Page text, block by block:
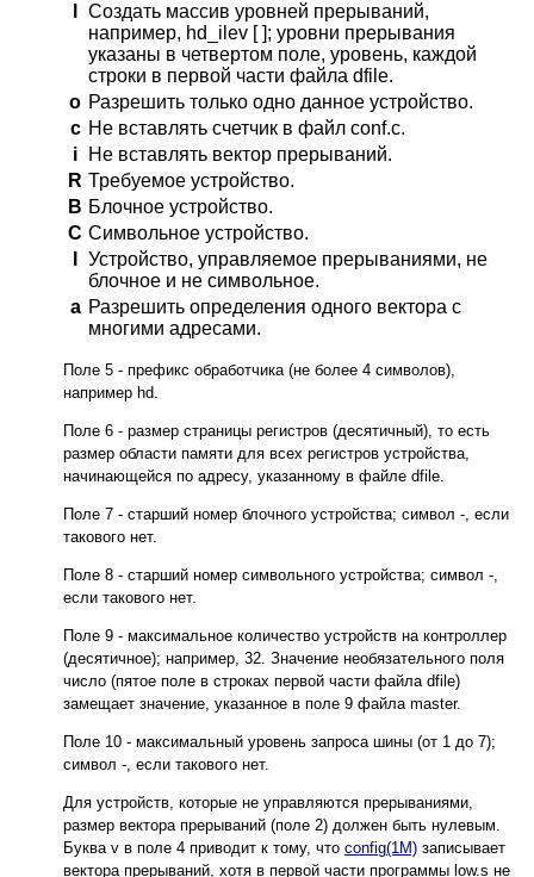
Создать массив уровней прерываний,
например, hd_ilev [ ]; уровни прерывания
указаны в четвертом поле, уровень, каждой
строки в первой части файла dfile.
o Разрешить только одно данное устройство.
c Не вставлять счетчик в файл conf.c.
i
Не вставлять вектор прерываний.
R Требуемое устройство.
B Блочное устройство.
C Символьное устройство.
Устройство, управляемое прерываниями, не
блочное и не символьное.
a Разрешить определения одного вектора с
многими адресами.
Поле 5 - префикс обработчика (не более 4 символов),
например hd.
Поле 6 - размер страницы регистров (десятичный), то есть
размер области памяти для всех регистров устройства,
начинающейся по адресу, указанному в файле dfile.
Поле 7 - старший номер блочного устройства; символ -, если
такового нет.
Поле 8 - старший номер символьного устройства; символ -,
если такового нет.
Поле 9 - максимальное количество устройств на контроллер
(десятичное); например, 32. Значение необязательного поля
число (пятое поле в строках первой части файла dfile)
замещает значение, указанное в поле 9 файла master.
Поле 10 - максимальный уровень запроса шины (от 1 до 7);
символ -, если такового нет.
Для устройств, которые не управляются прерываниями,
размер вектора прерываний (поле 2) должен быть нулевым.
Буква v в поле 4 приводит к тому, что config(1M) записывает
вектора прерываний, хотя в первой части программы low.s не